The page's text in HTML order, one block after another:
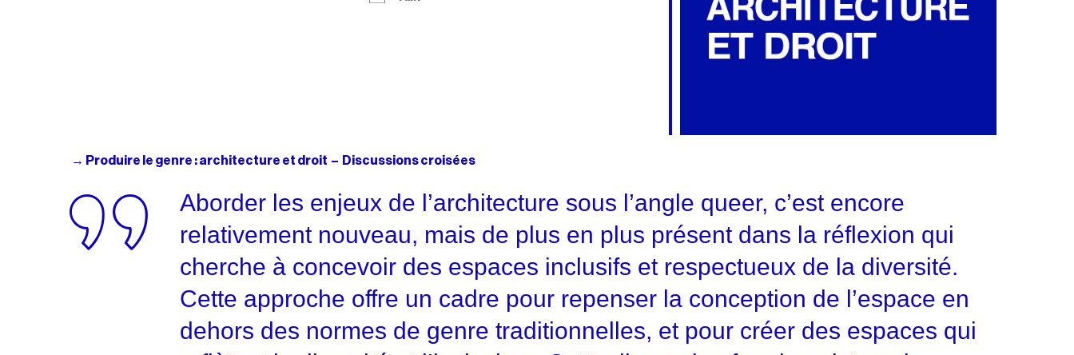
→ Produire le genre : architecture et droit – Discussions croisées
Aborder les enjeux de l’architecture sous l’angle queer, c’est encore
relativement nouveau, mais de plus en plus présent dans la réflexion qui
cherche à concevoir des espaces inclusifs et respectueux de la diversité.
Cette approche offre un cadre pour repenser la conception de l’espace en
dehors des normes de genre traditionnelles, et pour créer des espaces qui